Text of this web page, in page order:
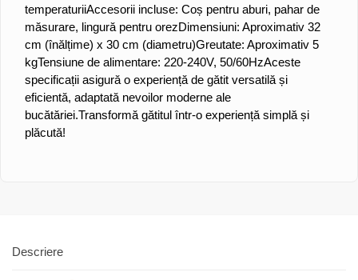
temperaturiiAccesorii incluse: Coș pentru aburi, pahar de
măsurare, lingură pentru orezDimensiuni: Aproximativ 32
cm (înălțime) x 30 cm (diametru)Greutate: Aproximativ 5
kgTensiune de alimentare: 220-240V, 50/60HzAceste
specificații asigură o experiență de gătit versatilă și
eficientă, adaptată nevoilor moderne ale
bucătăriei.Transformă gătitul într-o experiență simplă și
plăcută!
Descriere